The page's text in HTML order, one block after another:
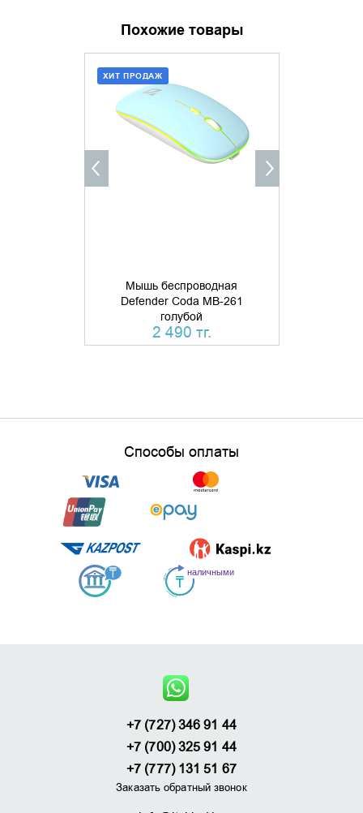
Похожие товары
Мышь беспроводная
Defender Coda MB-261
голубой
2 490 тг.
ХИТ ПРОДАЖ
ДОБАВИТЬ В КОРЗИНУ
КУПИТЬ В 1 КЛИК
Способы оплаты
+7 (727) 346 91 44
+7 (700) 325 91 44
+7 (777) 131 51 67
Заказать обратный звонок